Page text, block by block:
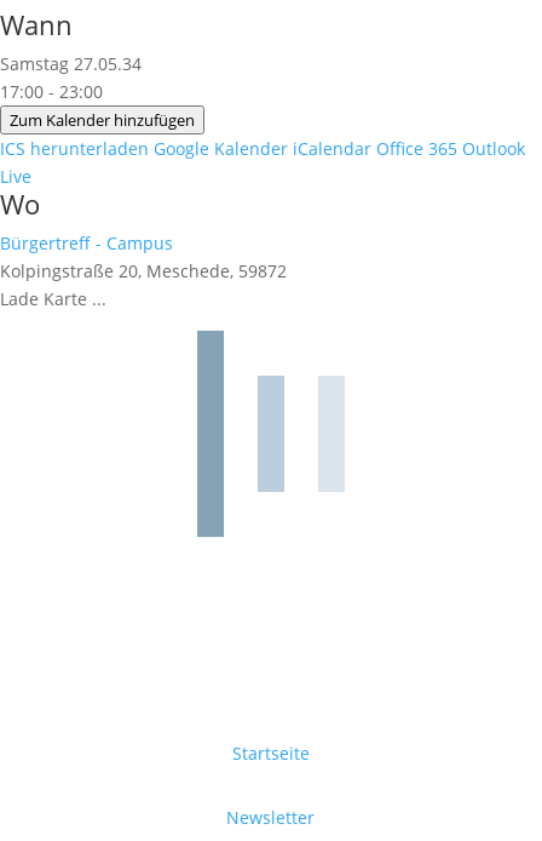
Wann
Samstag 27.05.34
17:00 - 23:00
Zum Kalender hinzufügen
ICS herunterladen Google Kalender iCalendar Office 365 Outlook
Live
Wo
Bürgertreff - Campus
Kolpingstraße 20, Meschede, 59872
Lade Karte ...
Startseite
Newsletter